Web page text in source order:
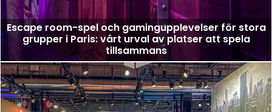
Escape room-spel och gamingupplevelser för stora
grupper i Paris: vårt urval av platser att spela
tillsammans